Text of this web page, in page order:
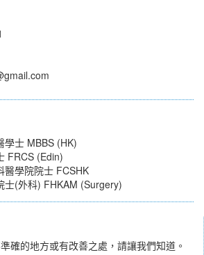
學士 MBBS (HK)
FRCS (Edin)
醫學院院士 FCSHK
士(外科) FHKAM (Surgery)
確的地方或有改善之處，請讓我們知道。